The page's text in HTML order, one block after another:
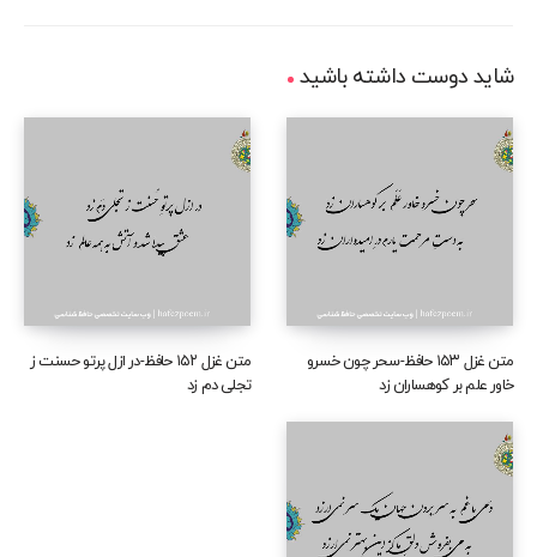
شاید دوست داشته باشید
متن غزل ۱۵۳ حافظ-سحر چون خسرو
خاور علم بر کوهساران زد
متن غزل ۱۵۲ حافظ-در ازل پرتو حسنت ز
تجلی دم زد